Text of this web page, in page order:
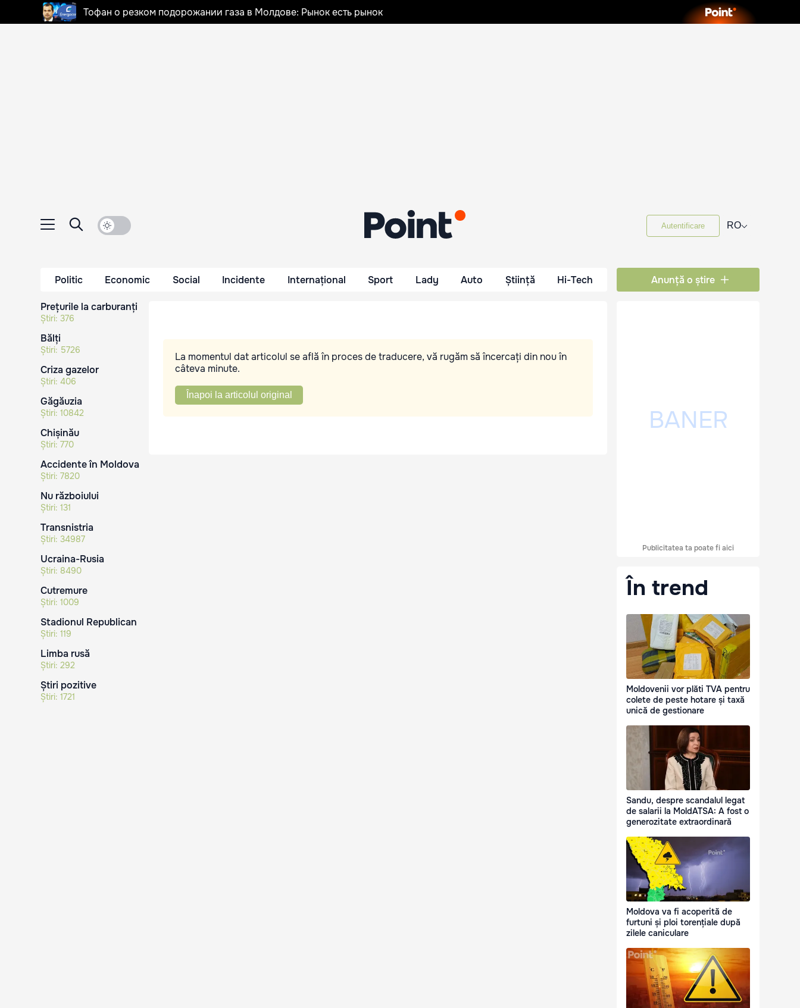
Тофан о резком подорожании газа в Молдове: Рынок есть рынок
Autentificare RO⌵
Politic Economic Social Incidente Internațional Sport Lady Auto Știință Hi-Tech Anunță o știre
Prețurile la carburanți
Știri: 376
Bălți
Știri: 5726
Criza gazelor
Știri: 406
Găgăuzia
Știri: 10842
Chișinău
Știri: 770
Accidente în Moldova
Știri: 7820
Nu războiului
Știri: 131
Transnistria
Știri: 34987
Ucraina-Rusia
Știri: 8490
Cutremure
Știri: 1009
Stadionul Republican
Știri: 119
Limba rusă
Știri: 292
Știri pozitive
Știri: 1721
La momentul dat articolul se află în proces de traducere, vă rugăm să încercați din nou în
câteva minute.
Înapoi la articolul original
Publicitatea ta poate fi aici
În trend
Moldovenii vor plăti TVA pentru
colete de peste hotare și taxă
unică de gestionare
Sandu, despre scandalul legat
de salarii la MoldATSA: A fost o
generozitate extraordinară
Moldova va fi acoperită de
furtuni și ploi torențiale după
zilele caniculare